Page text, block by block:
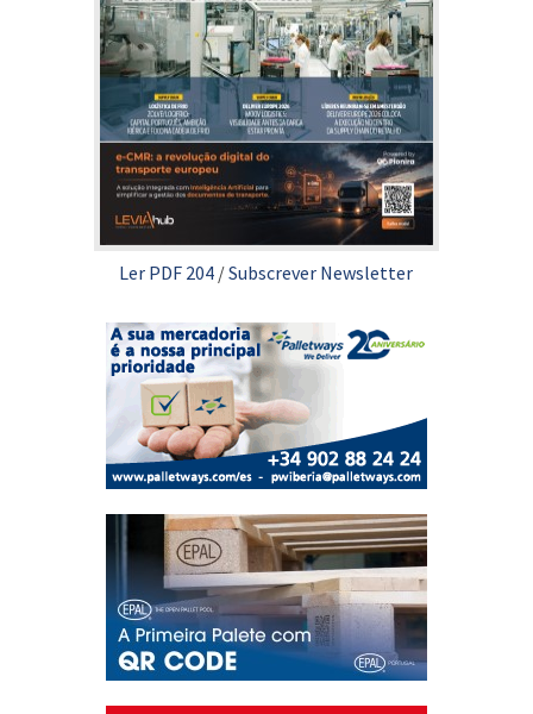
Ler PDF 204 /Subscrever Newsletter